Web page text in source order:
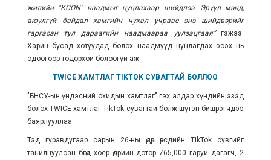
жилийн "KCON" наадмыг цуцлахаар шийдлээ. Эрүүл мэнд,
аюулгүй байдал хамгийн чухал учраас энэ шийдвэрийг
гаргасан тул дараагийн наадмаараа уулзацгаая”гэжээ.
Харин бусад хотуудад болох наадмууд цуцлагдах эсэх нь
одоогоор тодорхой болоогүй аж.
TWICE ХАМТЛАГ TIKTOK СУВАГТАЙ БОЛЛОО
"БНСУ-ын үндэсний охидын хамтлаг" гэх алдар хүндийн эзэд
болох TWICE хамтлаг TikTok сувагтай болж шүтэн бишрэгчдээ
баярлууллаа.
Тэд гуравдугаар сарын 26-ны өдөр өөрсдийн TikTok сувгийг
танилцуулсан бөгөөд хоёр өдрийн дотор 765,000 гаруй дагагч, 2